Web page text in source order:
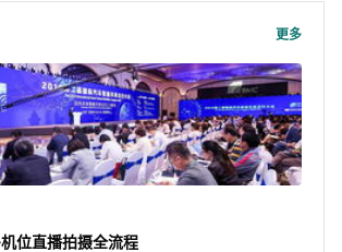
更多
位直播拍摄全流程